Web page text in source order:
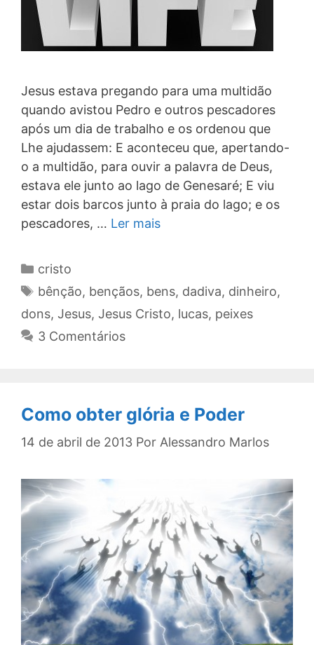
Jesus estava pregando para uma multidão
quando avistou Pedro e outros pescadores
após um dia de trabalho e os ordenou que
Lhe ajudassem: E aconteceu que, apertando-
o a multidão, para ouvir a palavra de Deus,
estava ele junto ao lago de Genesaré; E viu
estar dois barcos junto à praia do lago; e os
pescadores, … Ler mais
Categorias
cristo
Tags
bênção, bençãos, bens, dadiva, dinheiro,
dons, Jesus, Jesus Cristo, lucas, peixes
3 Comentários
Como obter glória e Poder
14 de abril de 2013 Por Alessandro Marlos